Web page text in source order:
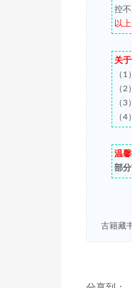
控
以
关于
（
（
（3）
（4）
温馨
部
古籍藏